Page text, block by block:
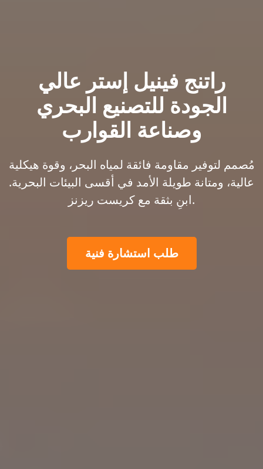
راتنج فينيل إستر عالي
الجودة للتصنيع البحري
وصناعة القوارب
مُصمم لتوفير مقاومة فائقة لمياه البحر، وقوة هيكلية
عالية، ومتانة طويلة الأمد في أقسى البيئات البحرية.
ابنِ بثقة مع كريست ريزنز.
طلب استشارة فنية